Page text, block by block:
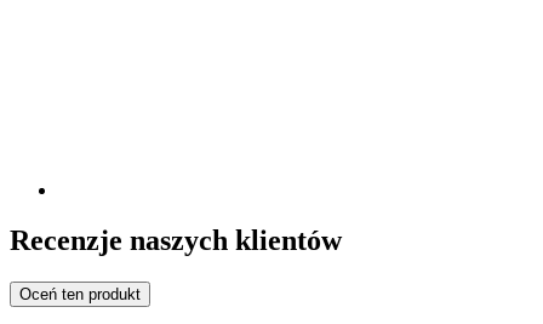
Recenzje naszych klientów
Oceń ten produkt